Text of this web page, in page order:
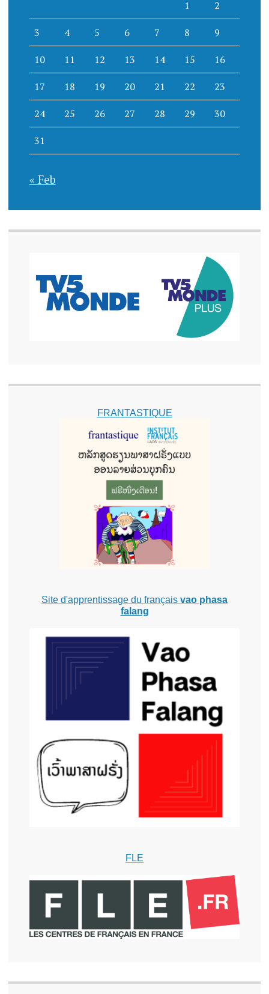
1 2
3 4 5 6 7 8 9
10 11 12 13 14 15 16
17 18 19 20 21 22 23
24 25 26 27 28 29 30
31
« Feb
FRANTASTIQUE
Site d'apprentissage du français vao phasa
falang
FLE